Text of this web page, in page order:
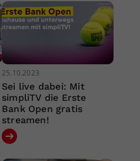
25.10.2023
Sei live dabei: Mit
simpliTV die Erste
Bank Open gratis
streamen!